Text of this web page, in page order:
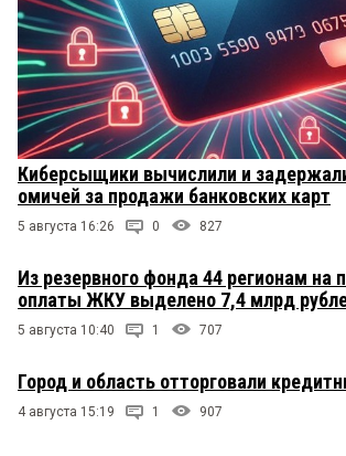
Киберсыщики вычислили и
омичей за продажи банковских карт
5 августа 16:26 0 827
Из резервного фонда 44 регионам на
оплаты ЖКУ выделено 7,4 млрд
5 августа 10:40 1 707
Город и область отторговали
4 августа 15:19 1 907